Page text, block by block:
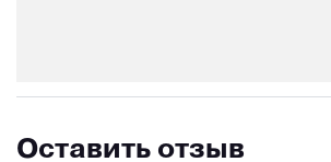
Оставить отзыв